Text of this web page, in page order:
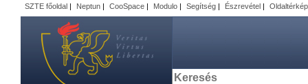
SZTE főoldal | Neptun | CooSpace | Modulo | Segítség | Észrevétel | Oldaltérkép